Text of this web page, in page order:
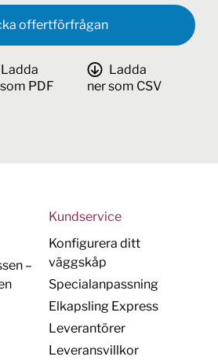
offertförfrågan
Ladda
PDF
Ladda
ner som CSV
–
Kundservice
Konfigurera ditt
väggskåp
Specialanpassning
Elkapsling Express
Leverantörer
Leveransvillkor